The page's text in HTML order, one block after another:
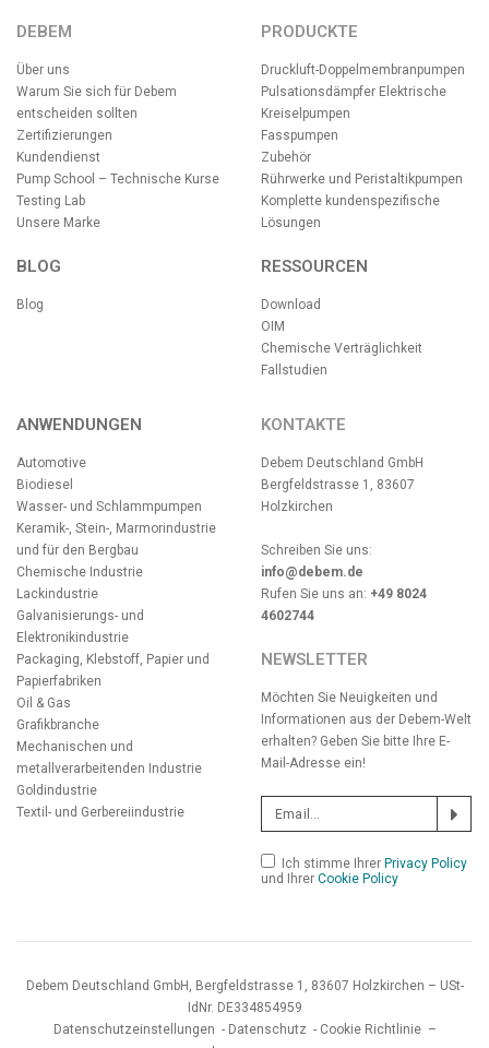
DEBEM
Über uns
Warum Sie sich für Debem
entscheiden sollten
Zertifizierungen
Kundendienst
Pump School – Technische Kurse
Testing Lab
Unsere Marke
BLOG
Blog
PRODUCKTE
Druckluft-Doppelmembranpumpen
Pulsationsdämpfer Elektrische
Kreiselpumpen
Fasspumpen
Zubehör
Rührwerke und Peristaltikpumpen
Komplette kundenspezifische
Lösungen
RESSOURCEN
Download
OIM
Chemische Verträglichkeit
Fallstudien
ANWENDUNGEN
Automotive
Biodiesel
Wasser- und Schlammpumpen
Keramik-, Stein-, Marmorindustrie
und für den Bergbau
Chemische Industrie
Lackindustrie
Galvanisierungs- und
Elektronikindustrie
Packaging, Klebstoff, Papier und
Papierfabriken
Oil & Gas
Grafikbranche
Mechanischen und
metallverarbeitenden Industrie
Goldindustrie
Textil- und Gerbereiindustrie
KONTAKTE
Debem Deutschland GmbH
Bergfeldstrasse 1, 83607
Holzkirchen
Schreiben Sie uns:
info@debem.de
Rufen Sie uns an: +49 8024
4602744
NEWSLETTER
Möchten Sie Neuigkeiten und
Informationen aus der Debem-Welt
erhalten? Geben Sie bitte Ihre E-
Mail-Adresse ein!
Ich stimme Ihrer Privacy Policy
und Ihrer Cookie Policy
Debem Deutschland GmbH, Bergfeldstrasse 1, 83607 Holzkirchen – USt-
IdNr. DE334854959
Datenschutzeinstellungen - Datenschutz - Cookie Richtlinie –